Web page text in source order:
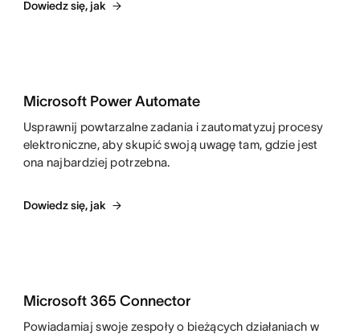
Dowiedz się, jak
Microsoft Power Automate
Usprawnij powtarzalne zadania i zautomatyzuj procesy
elektroniczne, aby skupić swoją uwagę tam, gdzie jest
ona najbardziej potrzebna.
Dowiedz się, jak
Microsoft 365 Connector
Powiadamiaj swoje zespoły o bieżących działaniach w